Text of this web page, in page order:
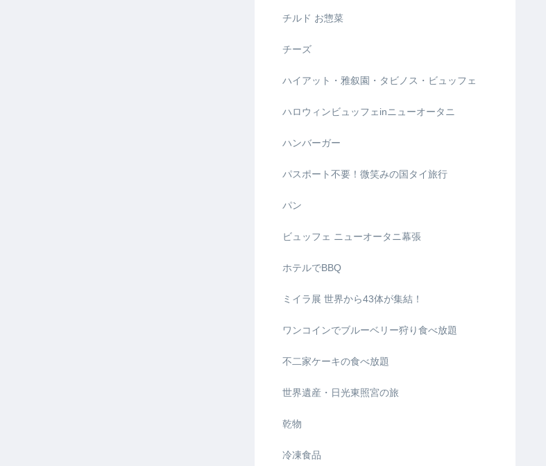
チルド お惣菜
チーズ
ハイアット・雅叙園・タビノス・ビュッフェ
ハロウィンビュッフェinニューオータニ
ハンバーガー
パスポート不要！微笑みの国タイ旅行
パン
ビュッフェ ニューオータニ幕張
ホテルでBBQ
ミイラ展 世界から43体が集結！
ワンコインでブルーベリー狩り食べ放題
不二家ケーキの食べ放題
世界遺産・日光東照宮の旅
乾物
冷凍食品